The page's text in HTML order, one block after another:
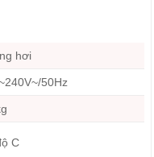
hơi
50Hz
C